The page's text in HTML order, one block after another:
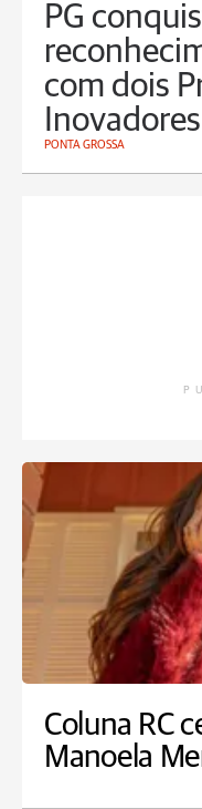
PG
com dois
PONTA GROSSA
Coluna RC
Manoela